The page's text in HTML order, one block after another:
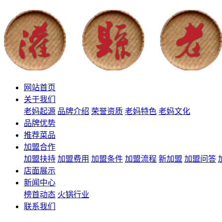
网站首页
关于我们
老妈起源 品牌介绍 荣誉资质 老妈特色 老妈文化
品牌优势
推荐菜品
加盟合作
加盟扶持 加盟费用 加盟条件 加盟流程 新加盟 加盟问答
店面展示
新闻中心
榜首动态 火锅行业
联系我们